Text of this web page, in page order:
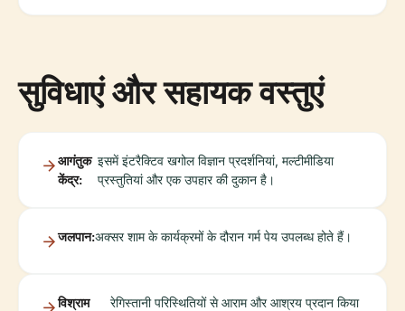
सुविधाएं और सहायक वस्तुएं
आगंतुक
केंद्र:
इसमें इंटरैक्टिव खगोल विज्ञान प्रदर्शनियां, मल्टीमीडिया
प्रस्तुतियां और एक उपहार की दुकान है।
जलपान:अक्सर शाम के कार्यक्रमों के दौरान गर्म पेय उपलब्ध होते हैं।
विश्राम
रेगिस्तानी परिस्थितियों से आराम और आश्रय प्रदान किया